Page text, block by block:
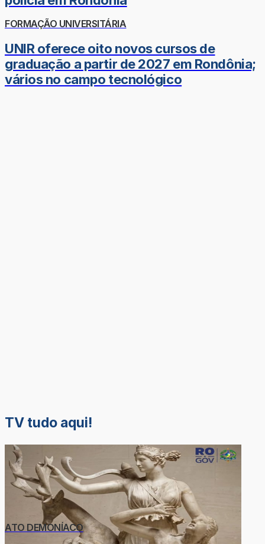
FORMAÇÃO UNIVERSITÁRIA
UNIR oferece oito novos cursos de
graduação a partir de 2027 em Rondônia;
vários no campo tecnológico
TV tudo aqui!
ATO DEMONÍACO